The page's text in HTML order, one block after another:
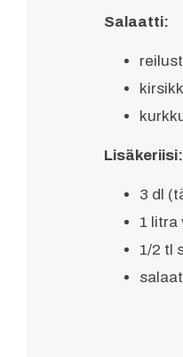
Salaatti:
Lisäkeriisi:
3 dl
1 litra
1/2 tl